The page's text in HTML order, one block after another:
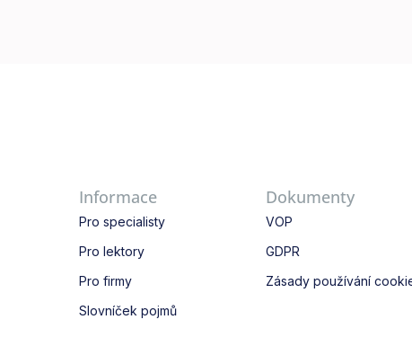
Informace
Pro specialisty
Pro lektory
Pro firmy
Slovníček pojmů
Dokumenty
VOP
GDPR
Zásady používání